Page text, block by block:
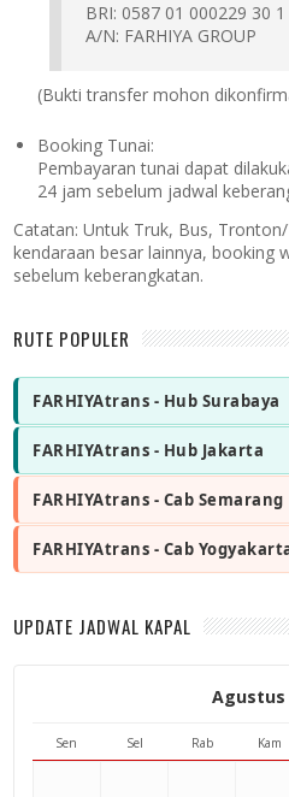
BRI: 0587 01 000229 30 1
A/N: FARHIYA GROUP
(Bukti transfer mohon
Booking Tunai:
Pembayaran tunai dapat
24 jam sebelum jadwal
Catatan: Untuk Truk, Bus,
kendaraan besar lainnya, booking
sebelum keberangkatan.
RUTE POPULER
FARHIYAtrans - Hub Surabaya
FARHIYAtrans - Hub Jakarta
FARHIYAtrans - Cab Semarang
FARHIYAtrans - Cab
UPDATE JADWAL KAPAL
Agustus
Sen Sel Rab Kam